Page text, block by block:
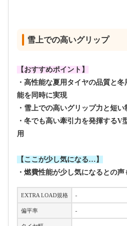
雪上での高いグリップ
【おすすめポイント】
・高性能な夏用タイヤの品質と
能を同時に実現
・雪上での高いグリップ力と短い
・冬でも高い牽引力を発揮するV
用
【ここが少し気になる…】
・燃費性能が少し気になるとの声
EXTRA LOAD規格 -
偏平率 -